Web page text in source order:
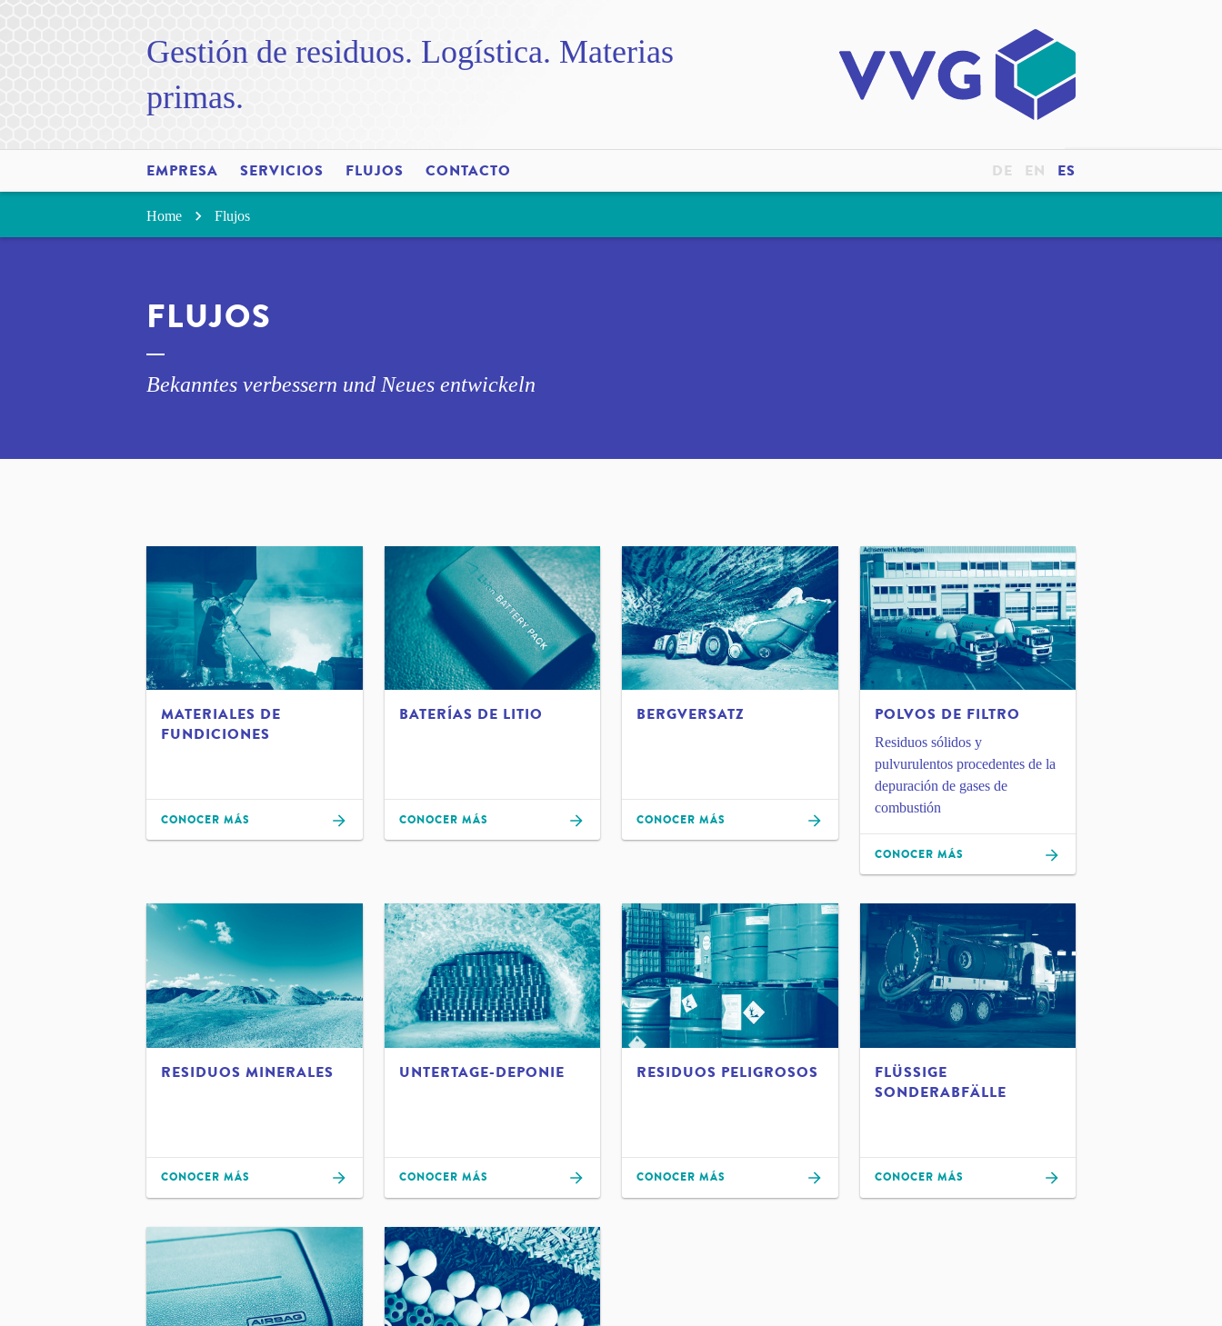
Gestión de residuos. Logística. Materias
primas.
EMPRESA SERVICIOS FLUJOS CONTACTO DE EN ES
Home Flujos
FLUJOS
Bekanntes verbessern und Neues entwickeln
MATERIALES DE
FUNDICIONES
CONOCER MÁS
BATERÍAS DE LITIO
CONOCER MÁS
BERGVERSATZ
CONOCER MÁS
POLVOS DE FILTRO
Residuos sólidos y
pulvurulentos procedentes de la
depuración de gases de
combustión
CONOCER MÁS
RESIDUOS MINERALES
CONOCER MÁS
UNTERTAGE-DEPONIE
CONOCER MÁS
RESIDUOS PELIGROSOS
CONOCER MÁS
FLÜSSIGE
SONDERABFÄLLE
CONOCER MÁS